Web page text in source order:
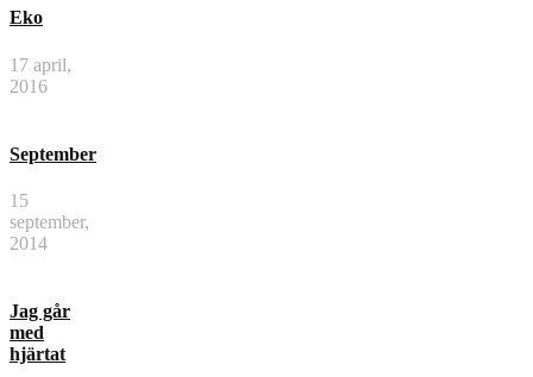
Eko
17 april,
2016
September
15
september,
2014
Jag går
med
hjärtat